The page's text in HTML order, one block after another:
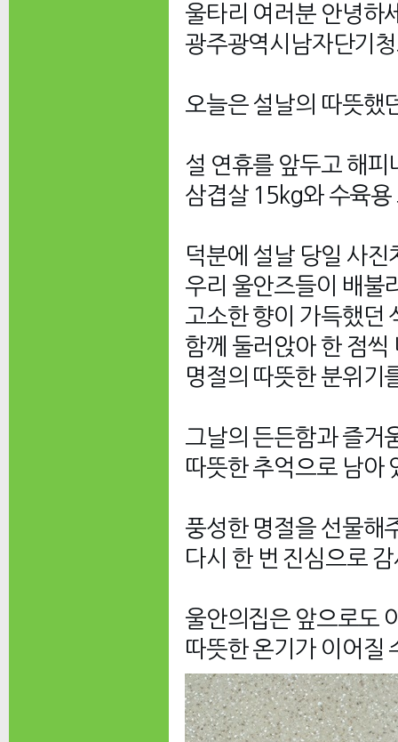
울타리 여러분 안녕하
광주광역시남자단기
오늘은 설날의 따뜻했
설 연휴를 앞두고 해피
삼겹살 15kg와 수육
덕분에 설날 당일 사
우리 울안즈들이 배불
고소한 향이 가득했던
함께 둘러앉아 한 점씩
명절의 따뜻한 분위기
그날의 든든함과 즐거
따뜻한 추억으로 남아
풍성한 명절을 선물해
다시 한 번 진심으로
울안의집은 앞으로도
따뜻한 온기가 이어질